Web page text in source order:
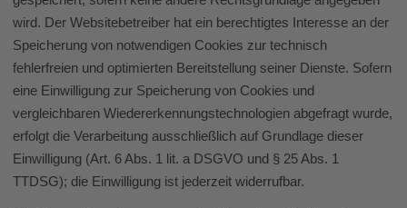
wird. Der Websitebetreiber hat ein berechtigtes Interesse an der
Speicherung von notwendigen Cookies zur technisch
fehlerfreien und optimierten Bereitstellung seiner Dienste. Sofern
eine Einwilligung zur Speicherung von Cookies und
vergleichbaren Wiedererkennungstechnologien abgefragt wurde,
erfolgt die Verarbeitung ausschließlich auf Grundlage dieser
Einwilligung (Art. 6 Abs. 1 lit. a DSGVO und § 25 Abs. 1
TTDSG); die Einwilligung ist jederzeit widerrufbar.